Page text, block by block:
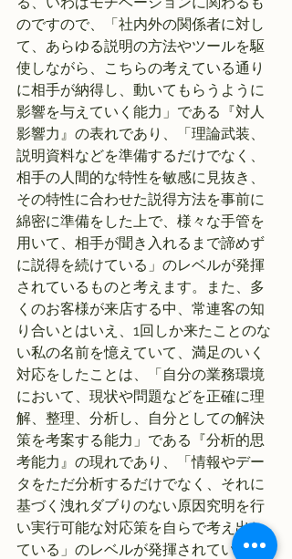
のですので、「社内外の関係者に対し
て、あらゆる説明の方法やツールを駆
使しながら、こちらの考えている通り
に相手が納得し、動いてもらうように
影響を与えていく能力」である『対人
影響力』の表れであり、「理論武装、
説明資料などを準備するだけでなく、
相手の人間的な特性を敏感に見抜き、
その特性に合わせた説得方法を事前に
綿密に準備をした上で、様々な手管を
用いて、相手が聞き入れるまで諦めず
に説得を続けている」のレベルが発揮
されているものと考えます。また、多
くのお客様が来店する中、常連客の知
り合いとはいえ、1回しか来たことのな
い私の名前を憶えていて、満足のいく
対応をしたことは、「自分の業務環境
において、現状や問題などを正確に理
解、整理、分析し、自分としての解決
策を考案する能力」である『分析的思
考能力』の現れであり、「情報やデー
タをただ分析するだけでなく、それに
基づく洩れダブりのない原因究明を行
い実行可能な対応策を自らで考え出し
ている」のレベルが発揮されているも